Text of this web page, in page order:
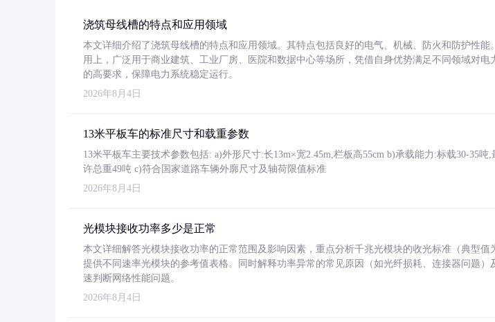
浇筑母线槽的特点和应用领域
本文详细介绍了浇筑母线槽的特点和应用领域。其特点包括良好的电气、机械、防火和防护性能
用上，广泛用于商业建筑、工业厂房、医院和数据中心等场所，凭借自身优势满足不同领域对电
的高要求，保障电力系统稳定运行。
2026年8月4日
13米平板车的标准尺寸和载重参数
13米平板车主要技术参数包括: a)外形尺寸:长13m×宽2.45m,栏板高55cm b)承载能力:标载30-35吨,
许总重49吨 c)符合国家道路车辆外廓尺寸及轴荷限值标准
2026年8月4日
光模块接收功率多少是正常
本文详细解答光模块接收功率的正常范围及影响因素，重点分析千兆光模块的收光标准（典型值
提供不同速率光模块的参考值表格。同时解释功率异常的常见原因（如光纤损耗、连接器问题）
速判断网络性能问题。
2026年8月4日